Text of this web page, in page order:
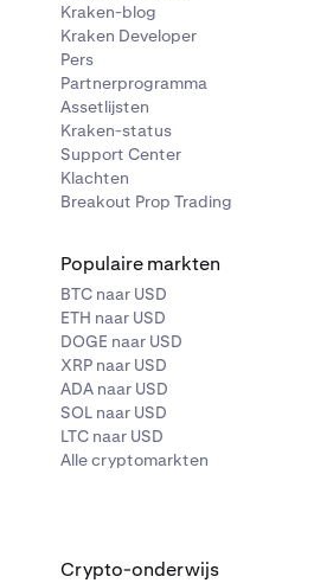
Kraken-blog
Kraken Developer
Pers
Partnerprogramma
Assetlijsten
Kraken-status
Support Center
Klachten
Breakout Prop Trading
Populaire markten
BTC naar USD
ETH naar USD
DOGE naar USD
XRP naar USD
ADA naar USD
SOL naar USD
LTC naar USD
Alle cryptomarkten
Crypto-onderwijs